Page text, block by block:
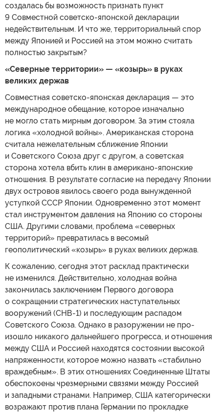
создалась бы возможность признать пункт
9 Совместной советско-японской декларации
недействительным. И что же, территориальный спор
между Японией и Россией на этом можно считать
полностью закрытым?
«Северные территории» — «козырь» в руках
великих держав
Совместная советско-японская декларация — это
международное обещание, которое изначально
не могло стать мирным договором. За этим стояла
логика «холодной войны». Американская сторона
считала нежелательным сближение Японии
и Советского Союза друг с другом, а советская
сторона хотела вбить клин в американо-японские
отношения. В результате согласие на передачу Японии
двух островов явилось своего рода вынужденной
уступкой СССР Японии. Одновременно этот момент
стал инструментом давления на Японию со стороны
США. Другими словами, проблема «северных
территорий» превратилась в весомый
геополитический «козырь» в руках великих держав.
К сожалению, сегодня этот расклад практически
не изменился. Действительно, холодная война
закончилась заключением Первого договора
о сокращении стратегических наступательных
вооружений (СНВ-1) и последующим распадом
Советского Союза. Однако в разоружении не про-
изошло никакого дальнейшего прогресса, и отношения
между США и Россией находятся состоянии высокой
напряженности, которое можно назвать «стабильно
враждебным». В этих отношениях Соединенные Штаты
обеспокоены чрезмерными связями между Россией
и западными странами. Например, США категорически
возражают против плана Германии по прокладке